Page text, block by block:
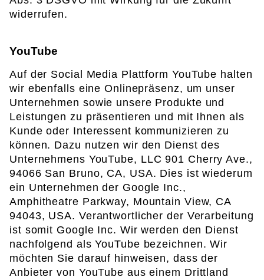
widerrufen.
YouTube
Auf der Social Media Plattform YouTube halten
wir ebenfalls eine Onlinepräsenz, um unser
Unternehmen sowie unsere Produkte und
Leistungen zu präsentieren und mit Ihnen als
Kunde oder Interessent kommunizieren zu
können. Dazu nutzen wir den Dienst des
Unternehmens YouTube, LLC 901 Cherry Ave.,
94066 San Bruno, CA, USA. Dies ist wiederum
ein Unternehmen der Google Inc.,
Amphitheatre Parkway, Mountain View, CA
94043, USA. Verantwortlicher der Verarbeitung
ist somit Google Inc. Wir werden den Dienst
nachfolgend als YouTube bezeichnen. Wir
möchten Sie darauf hinweisen, dass der
Anbieter von YouTube aus einem Drittland